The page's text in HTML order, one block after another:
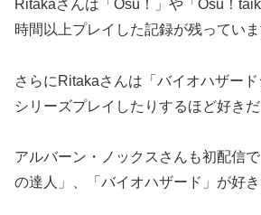
Ritakaさんは「Osu！」や「Osu！
時間以上プレイした記録が残っていま
さらにRitakaさんは「バイオハザー
シリーズプレイしたりするほど好きだ
アルバーン・ノックスさんも初配信
の達人」、「バイオハザード」が好き